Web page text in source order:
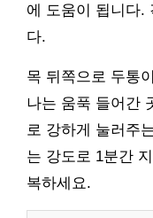
에 도움이 됩니다.
다.
목 뒤쪽으로 두통
나는 움푹 들어간
로 강하게 눌러주
는 강도로 1분간
복하세요.